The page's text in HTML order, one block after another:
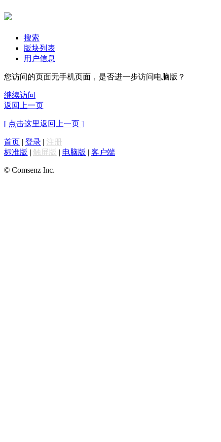
搜索
版块列表
用户信息
您访问的页面无手机页面，是否进一步访问电脑版？
继续访问
返回上一页
[ 点击这里返回上一页 ]
首页 | 登录 | 注册
标准版 | 触屏版 | 电脑版 | 客户端
© Comsenz Inc.